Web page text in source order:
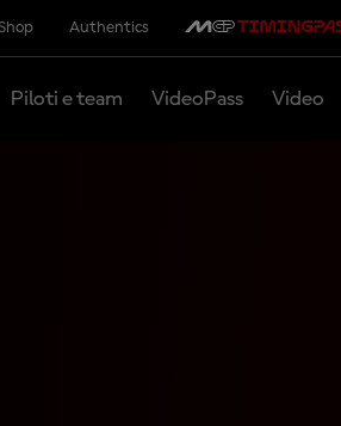
Authentics
Piloti e team VideoPass Video